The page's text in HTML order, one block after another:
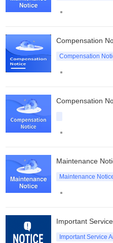
Compensation
Compensation
Compensation
Maintenance
Maintenance
Important
Important Service